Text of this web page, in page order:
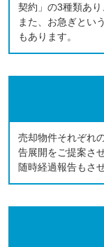
契約」の3種類あり
また、お急ぎとい
もあります。
売却物件それぞれ
告展開をご提案さ
随時経過報告もさ